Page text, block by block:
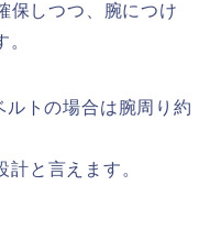
保しつつ、腕につけ
トの場合は腕周り約
と言えます。